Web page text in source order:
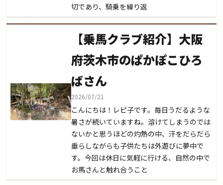
切であり、騎乗を繰り返
【乗馬クラブ紹介】大阪
府茨木市のぱかぽこひろ
ばさん
2026/07/21
こんにちは！レピ子です。毎日うだるような
暑さが続いていますね。溶けてしまうのでは
ないかと思うほどの灼熱の中、汗をだらだら
垂らしながらも子供たちは外遊びに夢中で
す。今回は休日に気軽に行ける、自然の中で
お馬さんと触れ合うこと